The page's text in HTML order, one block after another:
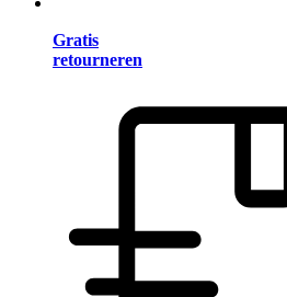
Gratis
retourneren